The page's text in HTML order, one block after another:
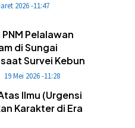
2026 -11:47
Pelalawan
di Sungai
Survei Kebun
19 Mei 2026 -11:28
Ilmu (Urgensi
Karakter di Era